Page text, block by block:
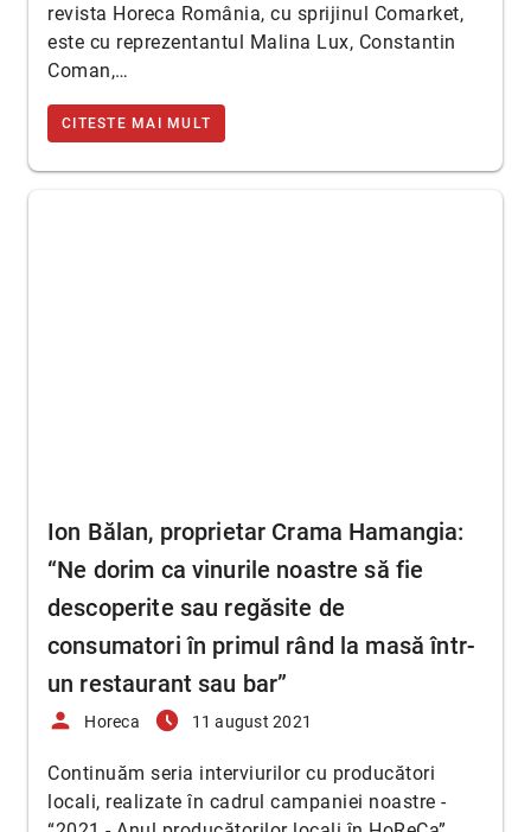
revista Horeca România, cu sprijinul Comarket,
este cu reprezentantul Malina Lux, Constantin
Coman,…
CITESTE MAI MULT
Ion Bălan, proprietar Crama Hamangia:
“Ne dorim ca vinurile noastre să fie
descoperite sau regăsite de
consumatori în primul rând la masă într-
un restaurant sau bar”
person Horeca access_time_filled 11 august 2021
Continuăm seria interviurilor cu producători
locali, realizate în cadrul campaniei noastre -